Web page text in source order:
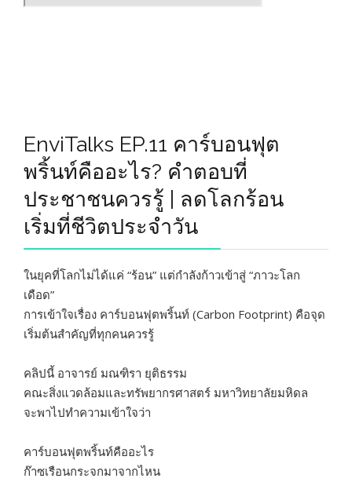
EnviTalks EP.11 คาร์บอนฟุต
พริ้นท์คืออะไร? คำตอบที่
ประชาชนควรรู้ | ลดโลกร้อน
เริ่มที่ชีวิตประจำวัน
ในยุคที่โลกไม่ได้แค่ “ร้อน” แต่กำลังก้าวเข้าสู่ “ภาวะโลก
เดือด”
การเข้าใจเรื่อง คาร์บอนฟุตพริ้นท์ (Carbon Footprint) คือจุด
เริ่มต้นสำคัญที่ทุกคนควรรู้
คลิปนี้ อาจารย์ มณฑิรา ยุติธรรม
คณะสิ่งแวดล้อมและทรัพยากรศาสตร์ มหาวิทยาลัยมหิดล
จะพาไปทำความเข้าใจว่า
คาร์บอนฟุตพริ้นท์คืออะไร
ก๊าซเรือนกระจกมาจากไหน